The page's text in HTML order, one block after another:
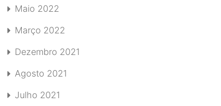
Maio 2022
Março 2022
Dezembro 2021
Agosto 2021
Julho 2021